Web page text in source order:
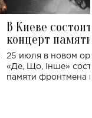
В Киеве
концерт
Клименко:
исполнят песни
25 июля в новом
«Де, Що, Інше»
памяти фронтмена